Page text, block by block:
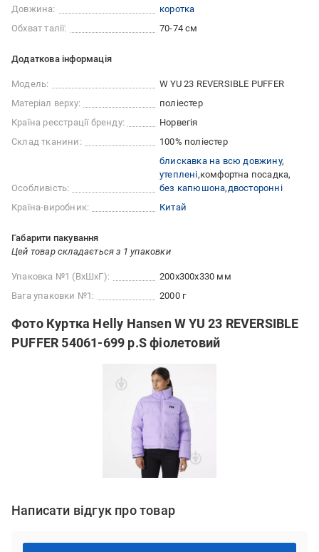
Довжина:
коротка
Обхват талії:
70-74 см
Додаткова інформація
Модель:
W YU 23 REVERSIBLE PUFFER
Матеріал верху:
поліестер
Країна реєстрації бренду:
Норвегія
Склад тканини:
100% поліестер
Особливість:
блискавка на всю довжину
утеплені комфортна посадка
без капюшона двосторонні
Країна-виробник:
Китай
Габарити пакування
Цей товар складається з 1 упаковки
Упаковка №1 (ВхШхГ):
200x300x330 мм
Вага упаковки №1:
2000 г
Фото Куртка Helly Hansen W YU 23 REVERSIBLE
PUFFER 54061-699 р.S фіолетовий
Написати відгук про товар